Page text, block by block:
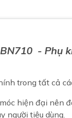
Combo
Combo
Combo
BN710 - Phụ
trong tất cả
hiện đại nên
người tiêu dùng.